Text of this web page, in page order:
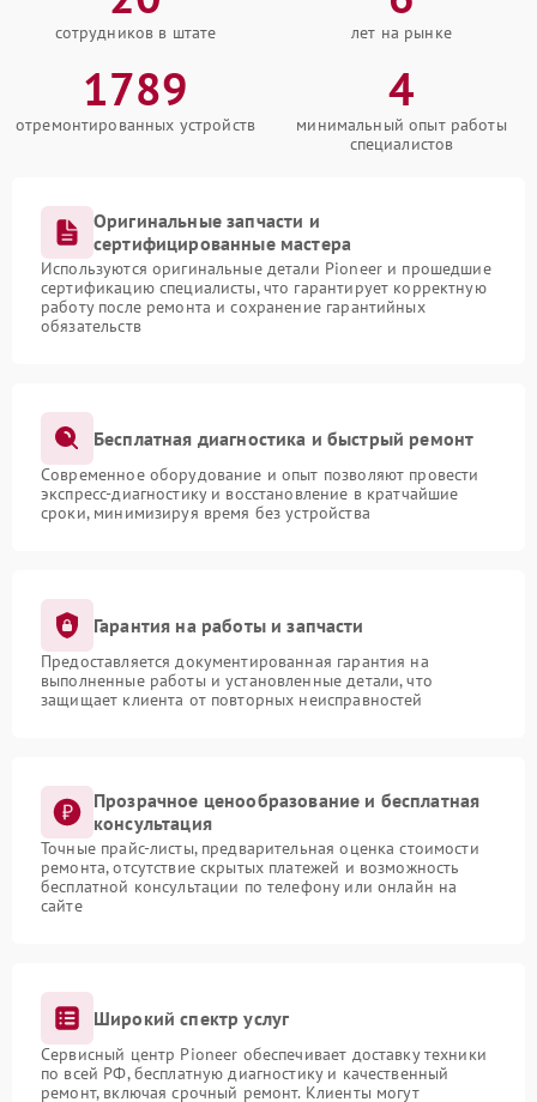
сотрудников в штате лет на рынке
1789
отремонтированных устройств
4
минимальный опыт работы
специалистов
Оригинальные запчасти и
сертифицированные мастера
Используются оригинальные детали Pioneer и прошедшие
сертификацию специалисты, что гарантирует корректную
работу после ремонта и сохранение гарантийных
обязательств
Бесплатная диагностика и быстрый ремонт
Современное оборудование и опыт позволяют провести
экспресс-диагностику и восстановление в кратчайшие
сроки, минимизируя время без устройства
Гарантия на работы и запчасти
Предоставляется документированная гарантия на
выполненные работы и установленные детали, что
защищает клиента от повторных неисправностей
Прозрачное ценообразование и бесплатная
консультация
Точные прайс-листы, предварительная оценка стоимости
ремонта, отсутствие скрытых платежей и возможность
бесплатной консультации по телефону или онлайн на
сайте
Широкий спектр услуг
Сервисный центр Pioneer обеспечивает доставку техники
по всей РФ, бесплатную диагностику и качественный
ремонт, включая срочный ремонт. Клиенты могут